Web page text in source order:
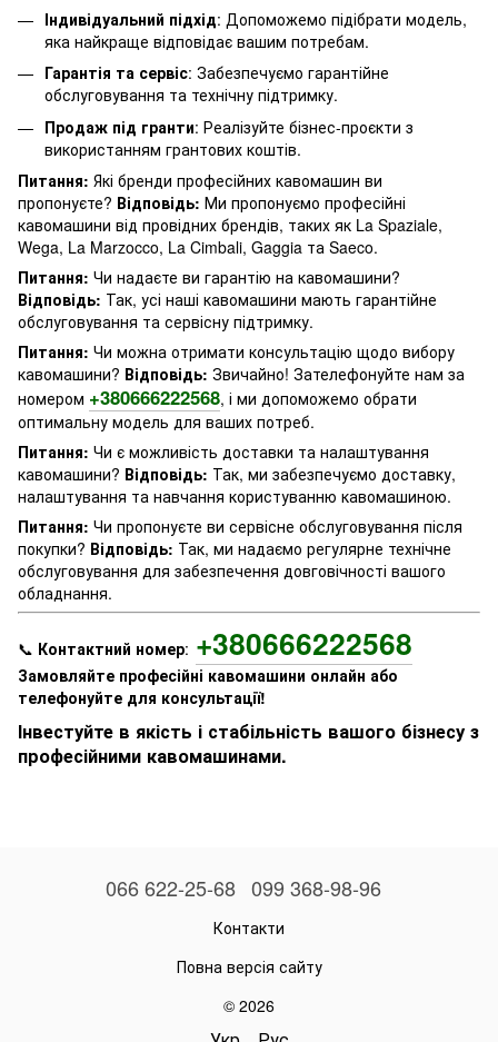
Індивідуальний підхід: Допоможемо підібрати модель,
яка найкраще відповідає вашим потребам.
Гарантія та сервіс: Забезпечуємо гарантійне
обслуговування та технічну підтримку.
Продаж під гранти: Реалізуйте бізнес-проєкти з
використанням грантових коштів.
Питання: Які бренди професійних кавомашин ви
пропонуєте? Відповідь: Ми пропонуємо професійні
кавомашини від провідних брендів, таких як La Spaziale,
Wega, La Marzocco, La Cimbali, Gaggia та Saeco.
Питання: Чи надаєте ви гарантію на кавомашини?
Відповідь: Так, усі наші кавомашини мають гарантійне
обслуговування та сервісну підтримку.
Питання: Чи можна отримати консультацію щодо вибору
кавомашини? Відповідь: Звичайно! Зателефонуйте нам за
номером +380666222568, і ми допоможемо обрати
оптимальну модель для ваших потреб.
Питання: Чи є можливість доставки та налаштування
кавомашини? Відповідь: Так, ми забезпечуємо доставку,
налаштування та навчання користуванню кавомашиною.
Питання: Чи пропонуєте ви сервісне обслуговування після
покупки? Відповідь: Так, ми надаємо регулярне технічне
обслуговування для забезпечення довговічності вашого
обладнання.
📞 Контактний номер: +380666222568
Замовляйте професійні кавомашини онлайн або
телефонуйте для консультації!
Інвестуйте в якість і стабільність вашого бізнесу з
професійними кавомашинами.
066 622-25-68 099 368-98-96
Контакти
Повна версія сайту
© 2026